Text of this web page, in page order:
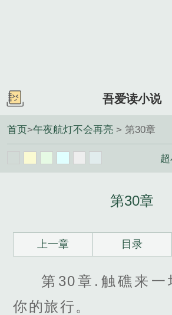
吾爱读小说
首页>午夜航灯不会再亮 > 第30章
第30章
上一章 目录
第30章.触礁来一
你的旅行。